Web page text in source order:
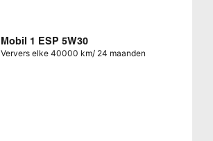
Mobil 1 ESP 5W30
Ververs elke 40000 km/ 24 maanden